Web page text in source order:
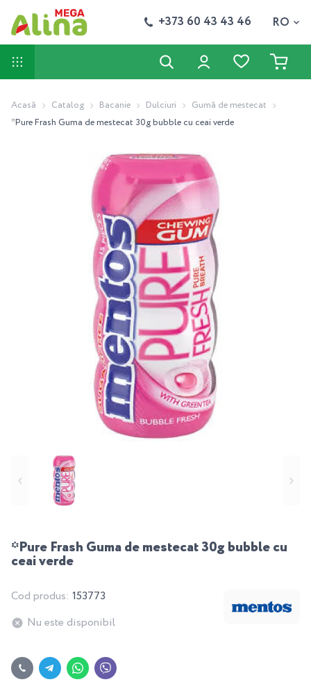
+373 60 43 43 46 RO
Acasă Catalog Bacanie Dulciuri
Gumă de mestecat
*Pure Frash Guma de mestecat 30g bubble cu ceai verde
*Pure Frash Guma de mestecat 30g bubble cu
ceai verde
Cod produs: 153773
Nu este disponibil